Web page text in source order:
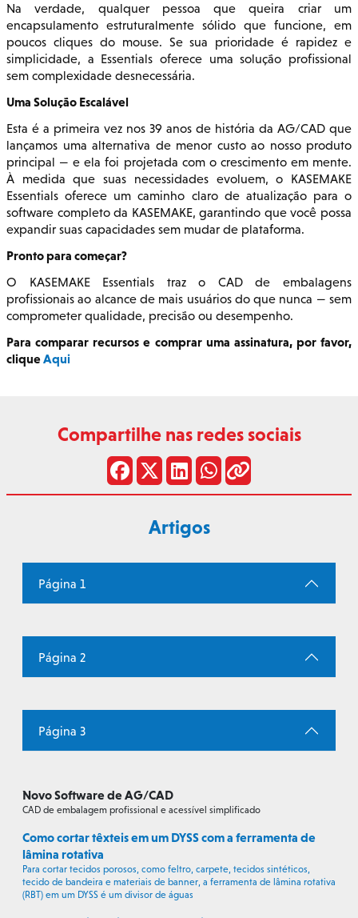
Na verdade, qualquer pessoa que queira criar um
encapsulamento estruturalmente sólido que funcione, em
poucos cliques do mouse. Se sua prioridade é rapidez e
simplicidade, a Essentials oferece uma solução profissional
sem complexidade desnecessária.
Uma Solução Escalável
Esta é a primeira vez nos 39 anos de história da AG/CAD que
lançamos uma alternativa de menor custo ao nosso produto
principal — e ela foi projetada com o crescimento em mente.
À medida que suas necessidades evoluem, o KASEMAKE
Essentials oferece um caminho claro de atualização para o
software completo da KASEMAKE, garantindo que você possa
expandir suas capacidades sem mudar de plataforma.
Pronto para começar?
O KASEMAKE Essentials traz o CAD de embalagens
profissionais ao alcance de mais usuários do que nunca — sem
comprometer qualidade, precisão ou desempenho.
Para comparar recursos e comprar uma assinatura, por favor,
cliqueAqui
Compartilhe nas redes sociais
Artigos
Página 1
Página 2
Página 3
Novo Software de AG/CAD
CAD de embalagem profissional e acessível simplificado
Como cortar têxteis em um DYSS com a ferramenta de
lâmina rotativa
Para cortar tecidos porosos, como feltro, carpete, tecidos sintéticos,
tecido de bandeira e materiais de banner, a ferramenta de lâmina rotativa
(RBT) em um DYSS é um divisor de águas